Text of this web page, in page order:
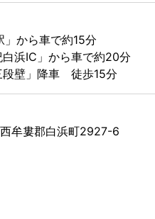
から車で約15分
浜IC」から車で約20分
壁」降車 徒歩15分
牟婁郡白浜町2927-6